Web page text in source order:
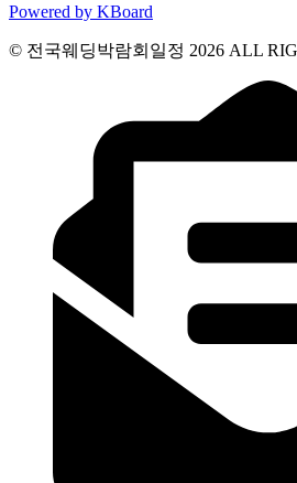
Powered by KBoard
© 전국웨딩박람회일정 2026 ALL